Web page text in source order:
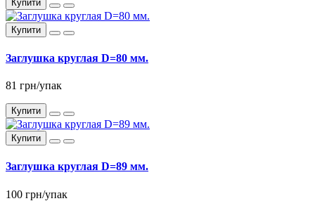
Купити
Купити
Заглушка круглая D=80 мм.
81 грн/упак
Купити
Купити
Заглушка круглая D=89 мм.
100 грн/упак